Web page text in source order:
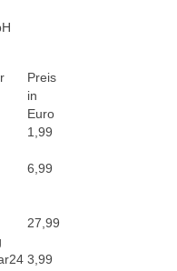
Preis
in
Euro
1,99
6,99
27,99
3,99